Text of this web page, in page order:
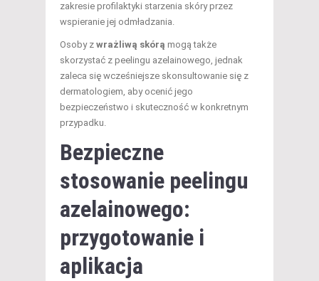
zakresie profilaktyki starzenia skóry przez
wspieranie jej odmładzania.
Osoby z wrażliwą skórą mogą także
skorzystać z peelingu azelainowego, jednak
zaleca się wcześniejsze skonsultowanie się z
dermatologiem, aby ocenić jego
bezpieczeństwo i skuteczność w konkretnym
przypadku.
Bezpieczne
stosowanie peelingu
azelainowego:
przygotowanie i
aplikacja